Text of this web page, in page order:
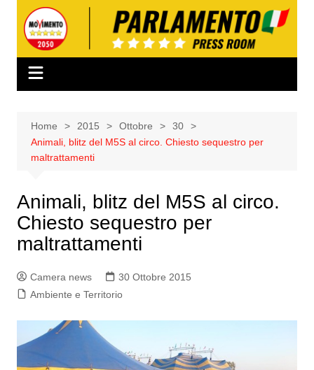
contenuto
Home 2015 Ottobre
30
Animali, blitz del M5S al circo. Chiesto sequestro per
maltrattamenti
Animali, blitz del M5S al circo.
Chiesto sequestro per
maltrattamenti
Camera news
30 Ottobre 2015
Ambiente e Territorio